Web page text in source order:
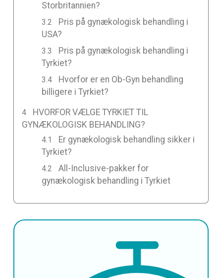
Storbritannien?
Pris på gynækologisk behandling i
USA?
Pris på gynækologisk behandling i
Tyrkiet?
Hvorfor er en Ob-Gyn behandling
billigere i Tyrkiet?
HVORFOR VÆLGE TYRKIET TIL
GYNÆKOLOGISK BEHANDLING?
Er gynækologisk behandling sikker i
Tyrkiet?
All-Inclusive-pakker for
gynækologisk behandling i Tyrkiet